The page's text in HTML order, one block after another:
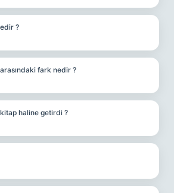
?
fark nedir ?
kitap haline getirdi ?